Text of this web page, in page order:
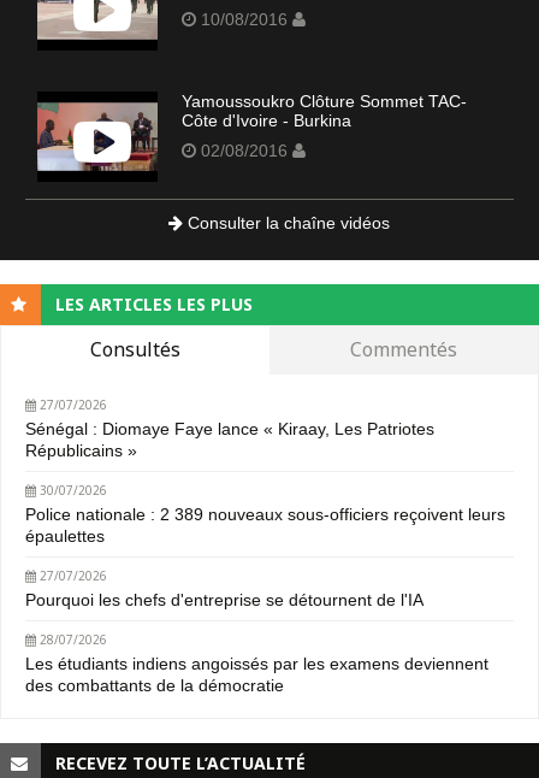
10/08/2016
Yamoussoukro Clôture Sommet TAC-
Côte d'Ivoire - Burkina
02/08/2016
Consulter la chaîne vidéos
LES ARTICLES LES PLUS
Consultés Commentés
27/07/2026
Sénégal : Diomaye Faye lance « Kiraay, Les Patriotes
Républicains »
30/07/2026
Police nationale : 2 389 nouveaux sous-officiers reçoivent leurs
épaulettes
27/07/2026
Pourquoi les chefs d'entreprise se détournent de l'IA
28/07/2026
Les étudiants indiens angoissés par les examens deviennent
des combattants de la démocratie
RECEVEZ TOUTE L’ACTUALITÉ